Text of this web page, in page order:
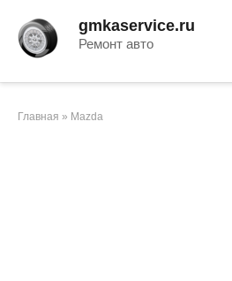
контенту
gmkaservice.ru
Ремонт авто
Главная » Mazda